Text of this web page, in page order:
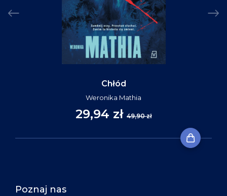
Chłód
Weronika Mathia
29,94 zł 49,90 zł
Poznaj nas